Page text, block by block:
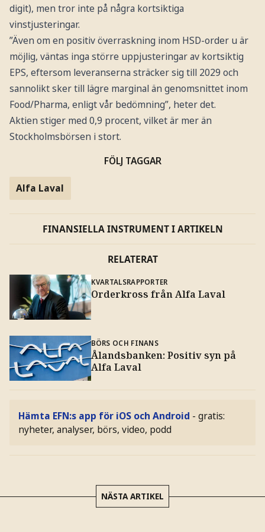
digit), men tror inte på några kortsiktiga
vinstjusteringar.
”Även om en positiv överraskning inom HSD-order u är
möjlig, väntas inga större uppjusteringar av kortsiktig
EPS, eftersom leveranserna sträcker sig till 2029 och
sannolikt sker till lägre marginal än genomsnittet inom
Food/Pharma, enligt vår bedömning”, heter det.
Aktien stiger med 0,9 procent, vilket är mer än
Stockholmsbörsen i stort.
FÖLJ TAGGAR
Alfa Laval
FINANSIELLA INSTRUMENT I ARTIKELN
RELATERAT
KVARTALSRAPPORTER
Orderkross från Alfa Laval
BÖRS OCH FINANS
Ålandsbanken: Positiv syn på
Alfa Laval
Hämta EFN:s app för iOS och Android - gratis:
nyheter, analyser, börs, video, podd
NÄSTA ARTIKEL